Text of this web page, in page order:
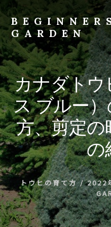
Skip
to
contentGARDEN
植
物
の
種
類
や
育
て
方
の
紹
介
を
行
い
カナダトウ
ス ブルー
方、剪定
の
トウヒの育て方/ 2022